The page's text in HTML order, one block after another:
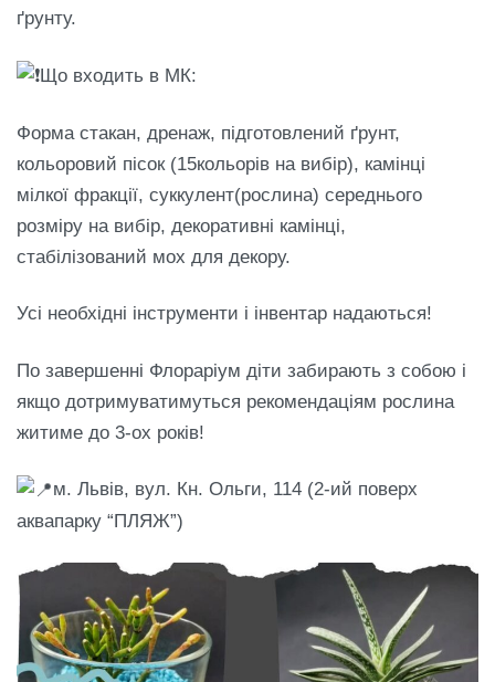
ґрунту.
Що входить в МК:
Форма стакан, дренаж, підготовлений ґрунт,
кольоровий пісок (15кольорів на вибір), камінці
мілкої фракції, суккулент(рослина) середнього
розміру на вибір, декоративні камінці,
стабілізований мох для декору.
Усі необхідні інструменти і інвентар надаються!
По завершенні Флораріум діти забирають з собою і
якщо дотримуватимуться рекомендаціям рослина
житиме до 3-ох років!
м. Львів, вул. Кн. Ольги, 114 (2-ий поверх
аквапарку “ПЛЯЖ”)